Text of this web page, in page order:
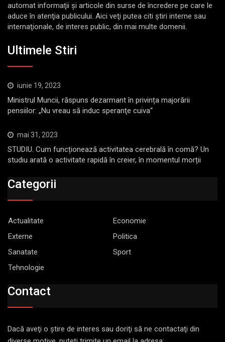
automat informaţii şi articole din surse de încredere pe care le
aduce în atenţia publicului. Aici veţi putea citi ştiri interne sau
internaţionale, de interes public, din mai multe domenii.
Ultimele Stiri
iunie 19, 2023
Ministrul Muncii, răspuns dezarmant în privința majorării
pensiilor: „Nu vreau să induc speranţe cuiva“
mai 31, 2023
STUDIU. Cum funcționează activitatea cerebrală în comă? Un
studiu arată o activitate rapidă în creier, în momentul morții
Categorii
Actualitate
Economie
Externe
Politica
Sanatate
Sport
Tehnologie
Contact
Dacă aveţi o ştire de interes sau doriţi să ne contactaţi din